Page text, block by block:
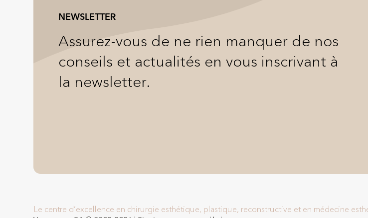
NEWSLETTER
Assurez-vous de ne rien manquer de nos
conseils et actualités en vous inscrivant à
la newsletter.
Le centre d’excellence en chirurgie esthétique, plastique, reconstructive et en médecine